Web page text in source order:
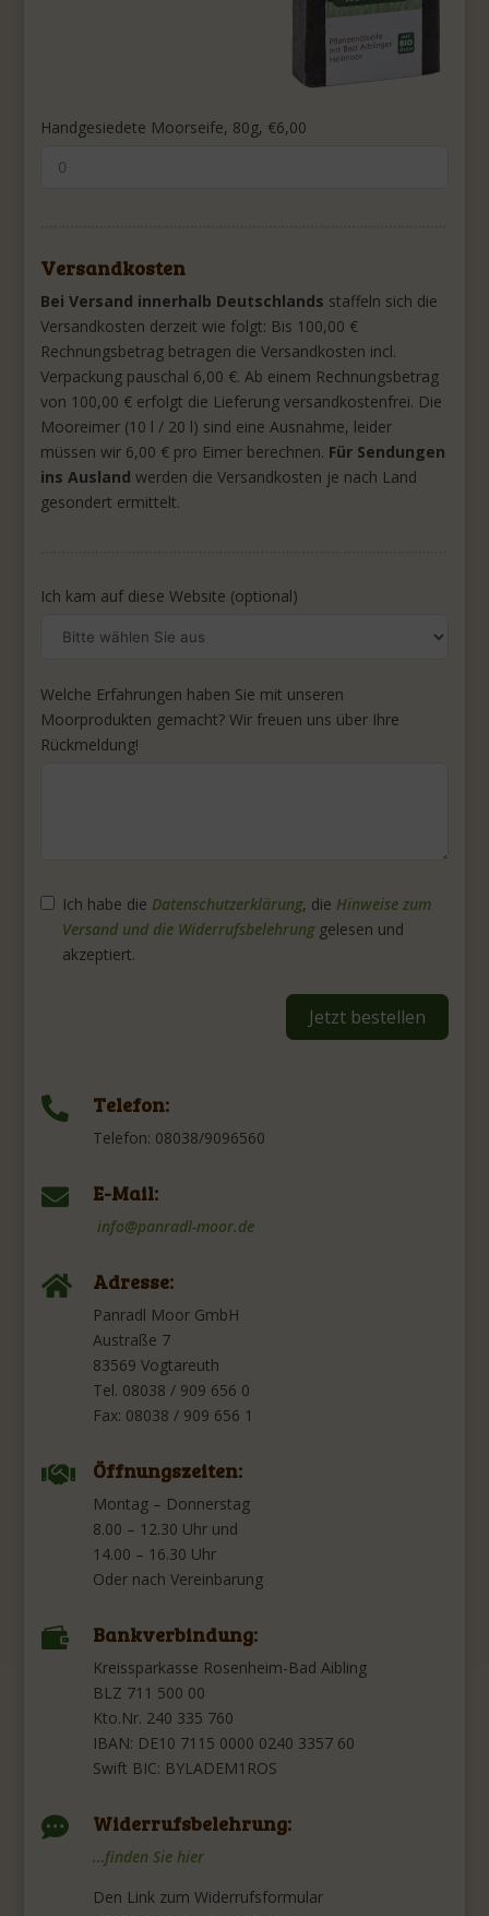
Handgesiedete Moorseife, 80g, €6,00
Versandkosten
Bei Versand innerhalb Deutschlands staffeln sich die
Versandkosten derzeit wie folgt: Bis 100,00 €
Rechnungsbetrag betragen die Versandkosten incl.
Verpackung pauschal 6,00 €. Ab einem Rechnungsbetrag
von 100,00 € erfolgt die Lieferung versandkostenfrei. Die
Mooreimer (10 l / 20 l) sind eine Ausnahme, leider
müssen wir 6,00 € pro Eimer berechnen. Für Sendungen
ins Auslandwerden die Versandkosten je nach Land
gesondert ermittelt.
Ich kam auf diese Website (optional)
Welche Erfahrungen haben Sie mit unseren
Moorprodukten gemacht? Wir freuen uns über Ihre
Rückmeldung!
Ich habe die Datenschutzerklärung, die Hinweise zum
Versand und die Widerrufsbelehrunggelesen und
akzeptiert.
Jetzt bestellen
 Telefon:
Telefon: 08038/9096560
 E-Mail:
info@panradl-moor.de
 Adresse:
Panradl Moor GmbH
Austraße 7
83569 Vogtareuth
Tel. 08038 / 909 656 0
Fax: 08038 / 909 656 1
 Öffnungszeiten:
Montag – Donnerstag
8.00 – 12.30 Uhr und
14.00 – 16.30 Uhr
Oder nach Vereinbarung
 Bankverbindung:
Kreissparkasse Rosenheim-Bad Aibling
BLZ 711 500 00
Kto.Nr. 240 335 760
IBAN: DE10 7115 0000 0240 3357 60
Swift BIC: BYLADEM1ROS
 Widerrufsbelehrung:
…finden Sie hier
Den Link zum Widerrufsformular